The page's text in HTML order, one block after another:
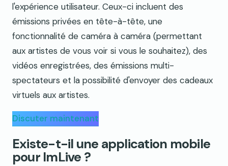
l'expérience utilisateur. Ceux-ci incluent des
émissions privées en tête-à-tête, une
fonctionnalité de caméra à caméra (permettant
aux artistes de vous voir si vous le souhaitez), des
vidéos enregistrées, des émissions multi-
spectateurs et la possibilité d'envoyer des cadeaux
virtuels aux artistes.
Discuter maintenant
Existe-t-il une application mobile
pour ImLive ?